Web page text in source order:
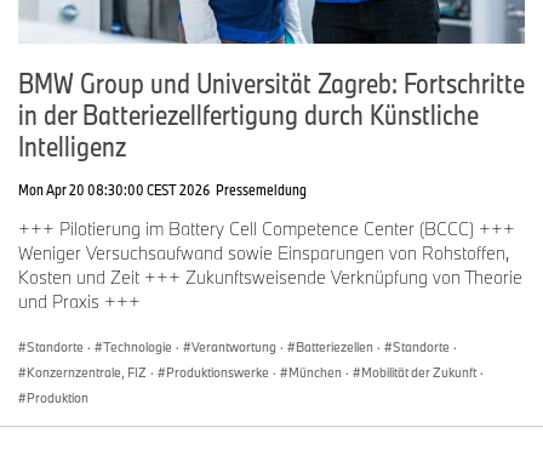
BMW Group und Universität Zagreb: Fortschritte
in der Batteriezellfertigung durch Künstliche
Intelligenz
Mon Apr 20 08:30:00 CEST 2026 Pressemeldung
+++ Pilotierung im Battery Cell Competence Center (BCCC) +++
Weniger Versuchsaufwand sowie Einsparungen von Rohstoffen,
Kosten und Zeit +++ Zukunftsweisende Verknüpfung von Theorie
und Praxis +++
Standorte · Technologie · Verantwortung · Batteriezellen · Standorte ·
Konzernzentrale, FIZ · Produktionswerke · München · Mobilität der Zukunft ·
Produktion